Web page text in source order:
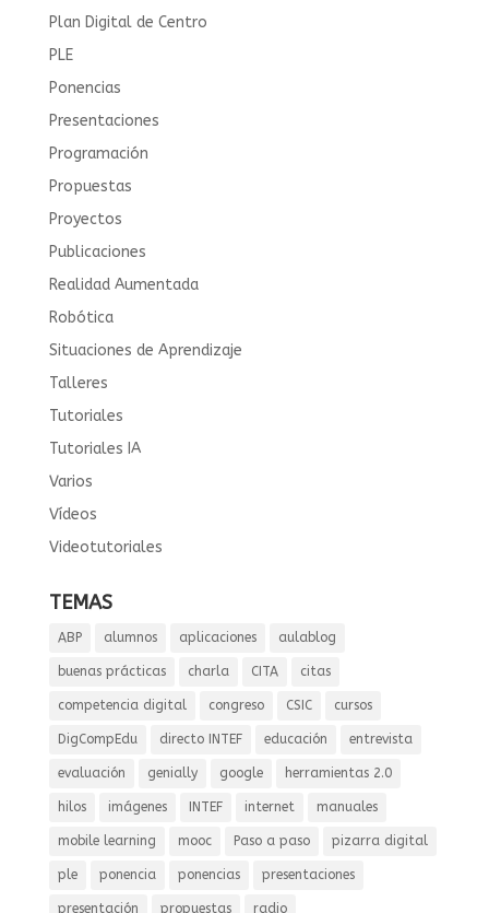
Plan Digital de Centro
PLE
Ponencias
Presentaciones
Programación
Propuestas
Proyectos
Publicaciones
Realidad Aumentada
Robótica
Situaciones de Aprendizaje
Talleres
Tutoriales
Tutoriales IA
Varios
Vídeos
Videotutoriales
TEMAS
ABP alumnos aplicaciones aulablog
buenas prácticas charla CITA citas
competencia digital congreso CSIC cursos
DigCompEdu directo INTEF educación entrevista
evaluación genially google herramientas 2.0
hilos imágenes INTEF internet manuales
mobile learning mooc Paso a paso pizarra digital
ple ponencia ponencias presentaciones
presentación propuestas radio